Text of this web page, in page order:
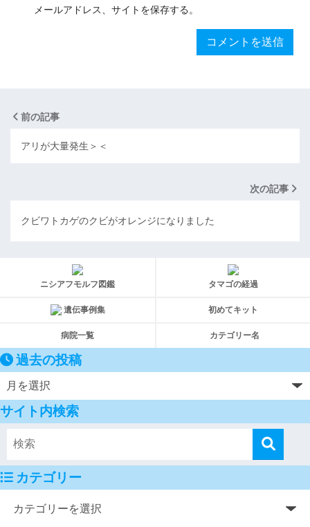
メールアドレス、サイトを保存する。
前の記事
アリが大量発生＞＜
次の記事
クビワトカゲのクビがオレンジになりました
ニシアフモルフ図鑑 タマゴの経過
遺伝事例集 初めてキット
病院一覧 カテゴリー名
過去の投稿
サイト内検索
カテゴリー